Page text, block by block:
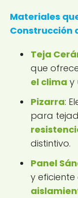
Materiales
Construcción
Teja
que
el clima y
Pizarra:
para
distintivo.
Panel
y